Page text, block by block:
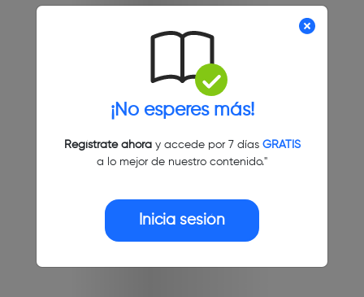
¡No esperes más!
Regístrate ahoray accede por 7 días GRATIS
a lo mejor de nuestro contenido."
Inicia sesión